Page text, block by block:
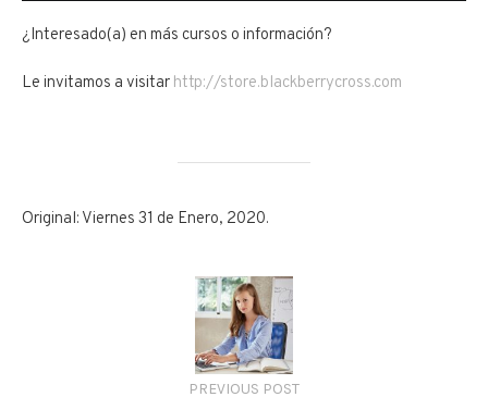
¿Interesado(a) en más cursos o información?
Le invitamos a visitar http://store.blackberrycross.com
Original: Viernes 31 de Enero, 2020.
PREVIOUS POST